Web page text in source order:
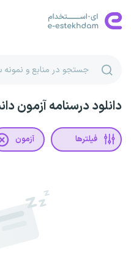
دانلود درسنامه آزمون
فیلترها آزمون